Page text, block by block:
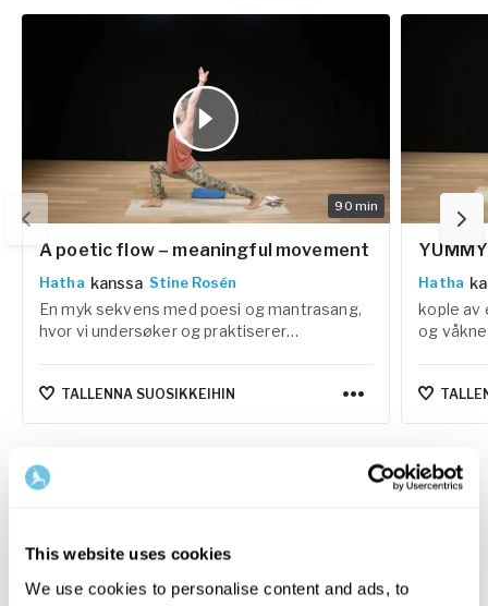
This website uses cookies
We use cookies to personalise content and ads, to
90 min
A poetic flow – meaningful movement
Hatha kanssa Stine Rosén
En myk sekvens med poesi og mantrasang,
hvor vi undersøker og praktiserer
TALLENNA SUOSIKKEIHIN
Hatha
kople av
og
Valitse Premium, niin saat